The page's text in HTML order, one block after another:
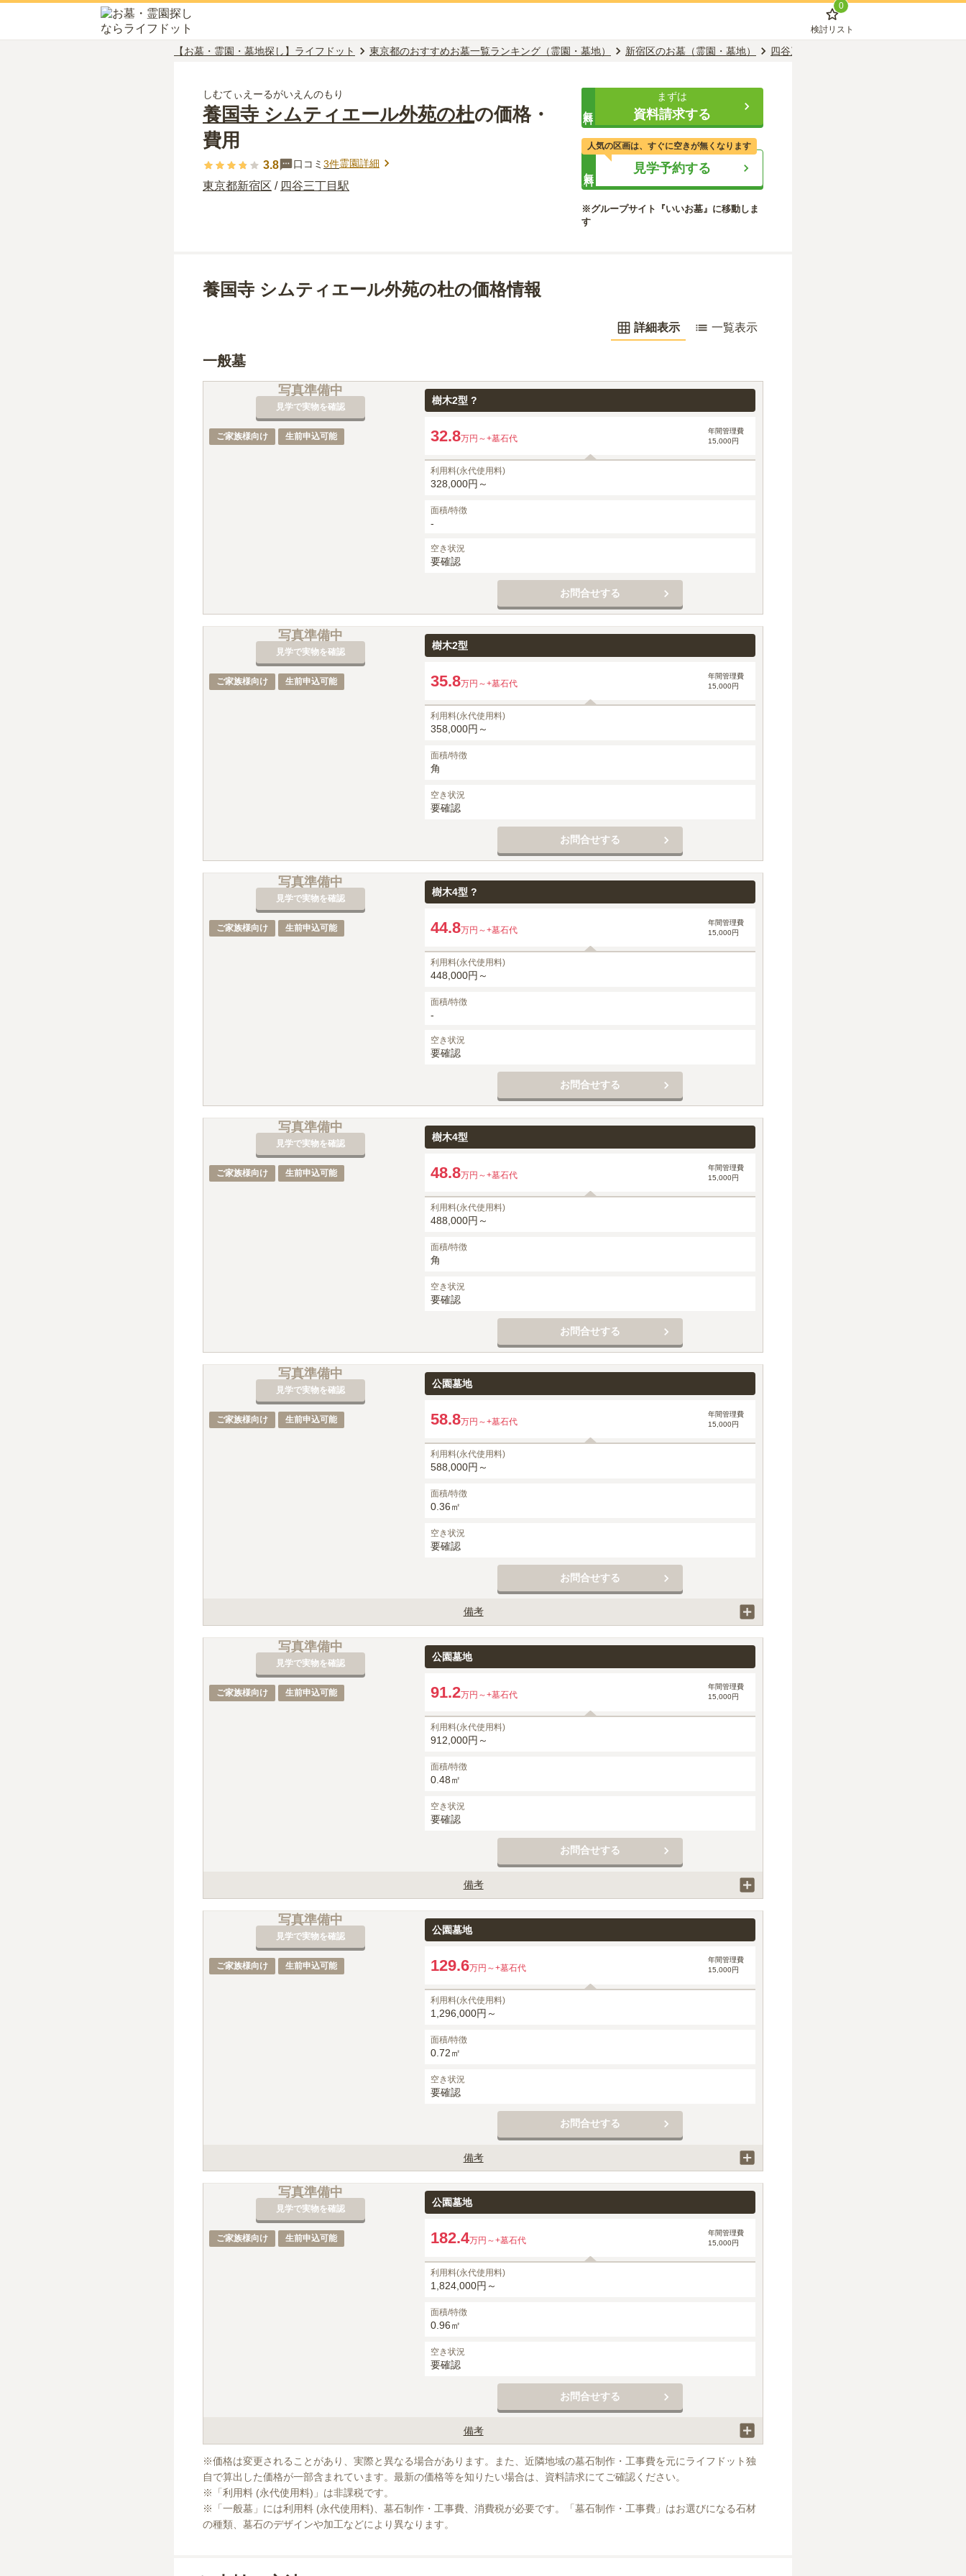
0
検討リスト
【お墓・霊園・墓地探し】ライフドット 東京都のおすすめお墓一覧ランキング（霊園・墓地） 新宿区のお墓（霊園・墓地） 四谷三丁目駅のお墓（霊園・墓地）
しむてぃえーるがいえんのもり
養国寺 シムティエール外苑の杜の価格・
費用
3.8 口コミ 3件霊園詳細
東京都新宿区 / 四谷三丁目 駅
まずは
資料請求する
見学予約する
人気の区画は、すぐに空きが無くなります
※グループサイト『いいお墓』に移動しま
す
養国寺 シムティエール外苑の杜の価格情報
詳細表示 一覧表示
一般墓
写真準備中
見学で実物を確認
ご家族様向け 生前申込可能
樹木2型 ?
32.8万円～+墓石代
年間管理費
15,000円
利用料(永代使用料)
328,000円～
面積/特徴
-
空き状況
要確認
お問合せする
写真準備中
見学で実物を確認
ご家族様向け 生前申込可能
樹木2型
35.8万円～+墓石代
年間管理費
15,000円
利用料(永代使用料)
358,000円～
面積/特徴
角
空き状況
要確認
お問合せする
写真準備中
見学で実物を確認
ご家族様向け 生前申込可能
樹木4型 ?
44.8万円～+墓石代
年間管理費
15,000円
利用料(永代使用料)
448,000円～
面積/特徴
-
空き状況
要確認
お問合せする
写真準備中
見学で実物を確認
ご家族様向け 生前申込可能
樹木4型
48.8万円～+墓石代
年間管理費
15,000円
利用料(永代使用料)
488,000円～
面積/特徴
角
空き状況
要確認
お問合せする
写真準備中
見学で実物を確認
ご家族様向け 生前申込可能
公園墓地
58.8万円～+墓石代
年間管理費
15,000円
利用料(永代使用料)
588,000円～
面積/特徴
0.36㎡
空き状況
要確認
お問合せする
備考
写真準備中
見学で実物を確認
ご家族様向け 生前申込可能
公園墓地
91.2万円～+墓石代
年間管理費
15,000円
利用料(永代使用料)
912,000円～
面積/特徴
0.48㎡
空き状況
要確認
お問合せする
備考
写真準備中
見学で実物を確認
ご家族様向け 生前申込可能
公園墓地
129.6万円～+墓石代
年間管理費
15,000円
利用料(永代使用料)
1,296,000円～
面積/特徴
0.72㎡
空き状況
要確認
お問合せする
備考
写真準備中
見学で実物を確認
ご家族様向け 生前申込可能
公園墓地
182.4万円～+墓石代
年間管理費
15,000円
利用料(永代使用料)
1,824,000円～
面積/特徴
0.96㎡
空き状況
要確認
お問合せする
備考
※価格は変更されることがあり、実際と異なる場合があります。また、近隣地域の墓石制作・工事費を元にライフドット独
自で算出した価格が一部含まれています。最新の価格等を知りたい場合は、資料請求にてご確認ください。
※「利用料 (永代使用料)」は非課税です。
※「一般墓」には利用料 (永代使用料)、墓石制作・工事費、消費税が必要です。「墓石制作・工事費」はお選びになる石材
の種類、墓石のデザインや加工などにより異なります。